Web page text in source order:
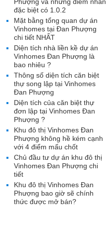
Phượng và những điểm nhấn
đặc biệt có 1.0.2
Mặt bằng tổng quan dự án
Vinhomes tại Đan Phượng
chi tiết NHẤT
Diện tích nhà liền kề dự án
Vinhomes Đan Phượng là
bao nhiêu ?
Thông số diện tích căn biệt
thự song lập tại Vinhomes
Đan Phượng
Diện tích của căn biệt thự
đơn lập tại Vinhomes Đan
Phượng ?
Khu đô thị Vinhomes Đan
Phượng không hề kém cạnh
với 4 điểm mấu chốt
Chủ đầu tư dự án khu đô thị
Vinhomes Đan Phượng chi
tiết
Khu đô thị Vinhomes Đan
Phượng bao giờ sẽ chính
thức được mở bán?